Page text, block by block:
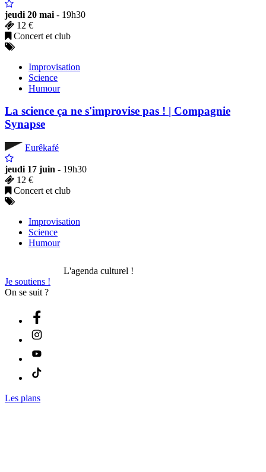
jeudi 20 mai - 19h30
12 €
Concert et club
Improvisation
Science
Humour
La science ça ne s'improvise pas ! | Compagnie
Synapse
Eurêkafé
jeudi 17 juin - 19h30
12 €
Concert et club
Improvisation
Science
Humour
L'agenda culturel !
Je soutiens !
On se suit ?
Les plans